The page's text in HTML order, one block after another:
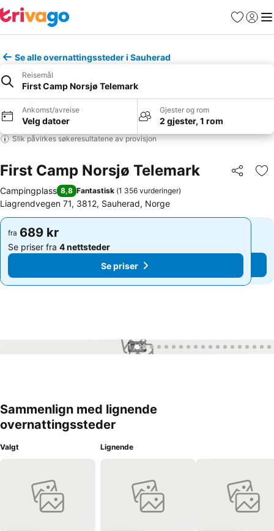
Favoritter
Logg
Se alle overnattingssteder i Sauherad
Reisemål
First Camp Norsjø Telemark
Ankomst/avreise
Velg datoer
Gjester og rom
2 gjester, 1 rom
Slik påvirkes søkeresultatene av provisjon
First Camp Norsjø Telemark Del
Campingplass 8,8 Fantastisk (1 356 vurderinger)
Liagrendvegen 71, 3812, Sauherad, Norge
fra 689 kr
Se priser fra 4 nettsteder
Se priser
fra 689 kr
Se priser fra 4 nettsteder
Se priser
1 / 26
Sammenlign med lignende
overnattingssteder
Valgt Lignende